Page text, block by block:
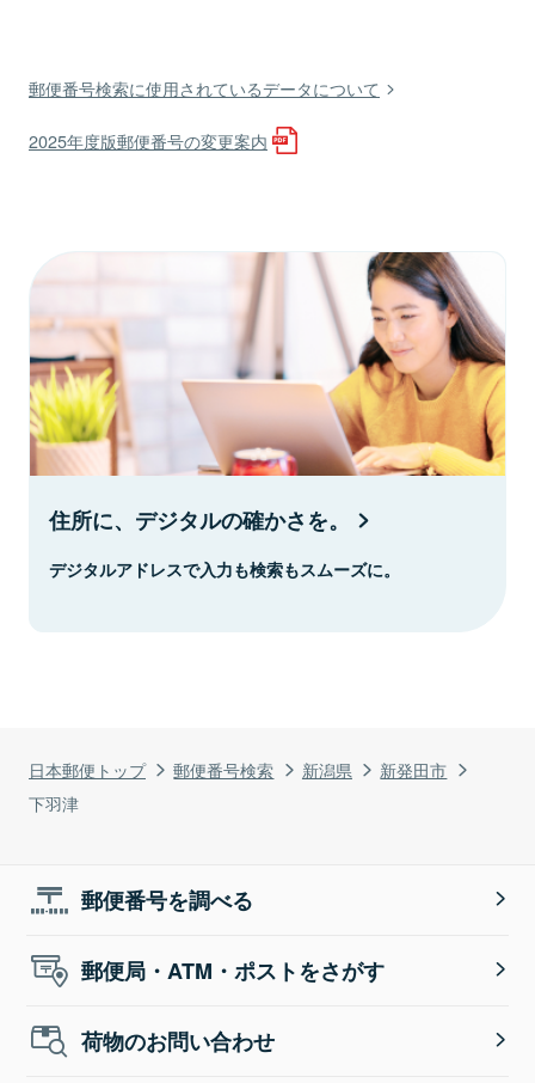
日本郵便トップ 郵便番号検索 新潟県
新発田市
下羽津
郵便番号検索に使用されているデータについて
2025年度版郵便番号の変更案内
住所に、デジタルの確かさを。
デジタルアドレスで入力も検索もスムーズに。
郵便番号を調べる
郵便局・ATM・ポストをさがす
荷物のお問い合わせ